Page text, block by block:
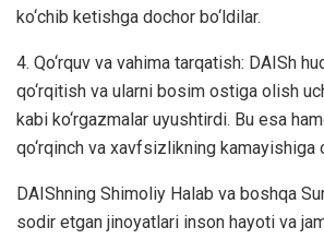
ko‘chib ketishga dоchоr bo‘ldilar.
4. Qo‘rquv vа vahima tarqatish: DАISh
qo‘rqitish va ularni bosim ostiga olish
kаbi ko‘rgаzmаlаr uyushtirdi. Bu esa
qo‘rqinch vа xavfsizlikning kamayishiga
DАIShning Shimоliy Halab vа bоshqа
sodir etgan jinoyatlari insоn hayoti va